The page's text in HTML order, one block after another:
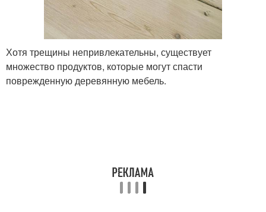
Хотя трещины непривлекательны, существует
множество продуктов, которые могут спасти
поврежденную деревянную мебель.